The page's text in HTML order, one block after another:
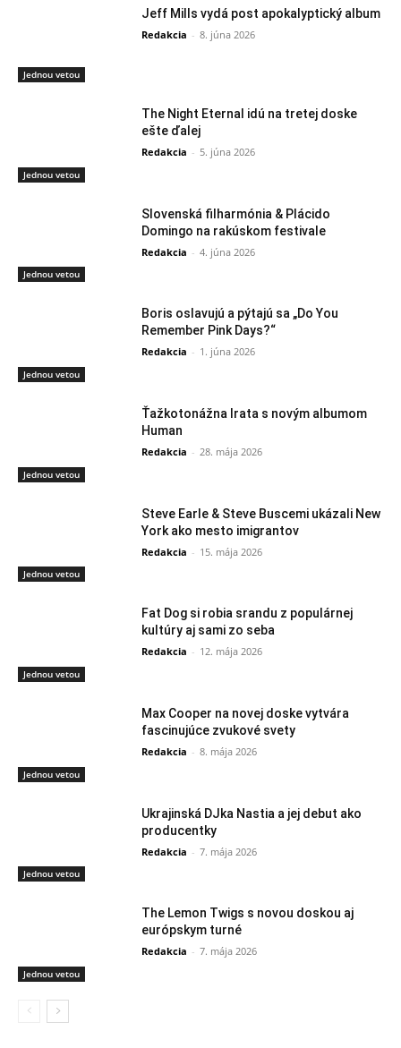
Jednou vetou
Jeff Mills vydá post apokalyptický album
Redakcia - 8. júna 2026
Jednou vetou
The Night Eternal idú na tretej doske
ešte ďalej
Redakcia - 5. júna 2026
Jednou vetou
Slovenská filharmónia & Plácido
Domingo na rakúskom festivale
Redakcia - 4. júna 2026
Jednou vetou
Boris oslavujú a pýtajú sa „Do You
Remember Pink Days?“
Redakcia - 1. júna 2026
Jednou vetou
Ťažkotonážna Irata s novým albumom
Human
Redakcia - 28. mája 2026
Jednou vetou
Steve Earle & Steve Buscemi ukázali New
York ako mesto imigrantov
Redakcia - 15. mája 2026
Jednou vetou
Fat Dog si robia srandu z populárnej
kultúry aj sami zo seba
Redakcia - 12. mája 2026
Jednou vetou
Max Cooper na novej doske vytvára
fascinujúce zvukové svety
Redakcia - 8. mája 2026
Jednou vetou
Ukrajinská DJka Nastia a jej debut ako
producentky
Redakcia - 7. mája 2026
Jednou vetou
The Lemon Twigs s novou doskou aj
európskym turné
Redakcia - 7. mája 2026